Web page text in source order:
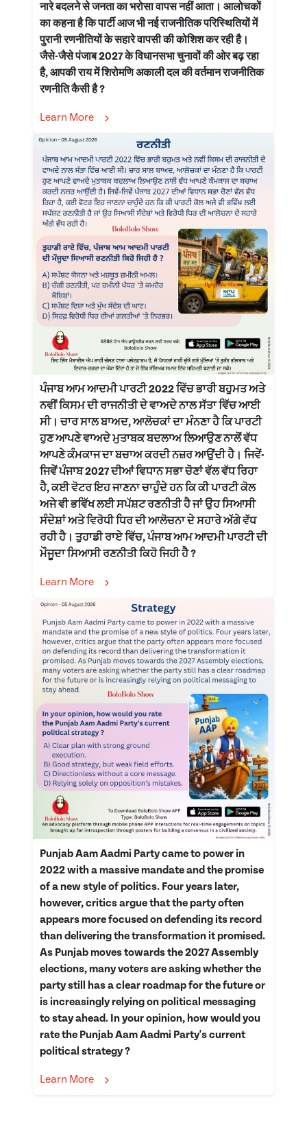
नारे बदलने से जनता का भरोसा वापस नहीं आता। आलोचकों
का कहना है कि पार्टी आज भी नई राजनीतिक परिस्थितियों में
पुरानी रणनीतियों के सहारे वापसी की कोशिश कर रही है।
जैसे-जैसे पंजाब 2027 के विधानसभा चुनावों की ओर बढ़ रहा
है, आपकी राय में शिरोमणि अकाली दल की वर्तमान राजनीतिक
रणनीति कैसी है ?
Learn More
ਪੰਜਾਬ ਆਮ ਆਦਮੀ ਪਾਰਟੀ 2022 ਵਿੱਚ ਭਾਰੀ ਬਹੁਮਤ ਅਤੇ
ਨਵੀਂ ਕਿਸਮ ਦੀ ਰਾਜਨੀਤੀ ਦੇ ਵਾਅਦੇ ਨਾਲ ਸੱਤਾ ਵਿੱਚ ਆਈ
ਸੀ। ਚਾਰ ਸਾਲ ਬਾਅਦ, ਆਲੋਚਕਾਂ ਦਾ ਮੰਨਣਾ ਹੈ ਕਿ ਪਾਰਟੀ
ਹੁਣ ਆਪਣੇ ਵਾਅਦੇ ਮੁਤਾਬਕ ਬਦਲਾਅ ਲਿਆਉਣ ਨਾਲੋਂ ਵੱਧ
ਆਪਣੇ ਕੰਮਕਾਜ ਦਾ ਬਚਾਅ ਕਰਦੀ ਨਜ਼ਰ ਆਉਂਦੀ ਹੈ। ਜਿਵੇਂ-
ਜਿਵੇਂ ਪੰਜਾਬ 2027 ਦੀਆਂ ਵਿਧਾਨ ਸਭਾ ਚੋਣਾਂ ਵੱਲ ਵੱਧ ਰਿਹਾ
ਹੈ, ਕਈ ਵੋਟਰ ਇਹ ਜਾਣਨਾ ਚਾਹੁੰਦੇ ਹਨ ਕਿ ਕੀ ਪਾਰਟੀ ਕੋਲ
ਅਜੇ ਵੀ ਭਵਿੱਖ ਲਈ ਸਪੱਸ਼ਟ ਰਣਨੀਤੀ ਹੈ ਜਾਂ ਉਹ ਸਿਆਸੀ
ਸੰਦੇਸ਼ਾਂ ਅਤੇ ਵਿਰੋਧੀ ਧਿਰ ਦੀ ਆਲੋਚਨਾ ਦੇ ਸਹਾਰੇ ਅੱਗੇ ਵੱਧ
ਰਹੀ ਹੈ। ਤੁਹਾਡੀ ਰਾਏ ਵਿੱਚ, ਪੰਜਾਬ ਆਮ ਆਦਮੀ ਪਾਰਟੀ ਦੀ
ਮੌਜੂਦਾ ਸਿਆਸੀ ਰਣਨੀਤੀ ਕਿਹੋ ਜਿਹੀ ਹੈ ?
Learn More
Punjab Aam Aadmi Party came to power in
2022 with a massive mandate and the promise
of a new style of politics. Four years later,
however, critics argue that the party often
appears more focused on defending its record
than delivering the transformation it promised.
As Punjab moves towards the 2027 Assembly
elections, many voters are asking whether the
party still has a clear roadmap for the future or
is increasingly relying on political messaging
to stay ahead. In your opinion, how would you
rate the Punjab Aam Aadmi Party's current
political strategy ?
Learn More